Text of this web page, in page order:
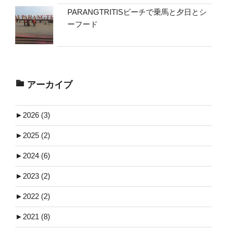
PARANGTRITISビーチで乗馬と夕日とシ
ーフード
アーカイブ
► 2026 (3)
► 2025 (2)
► 2024 (6)
► 2023 (2)
► 2022 (2)
► 2021 (8)